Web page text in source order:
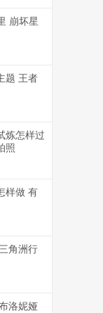
崩坏星
题 王者
炼怎样过
照
样做 有
角洲行
洛妮娅